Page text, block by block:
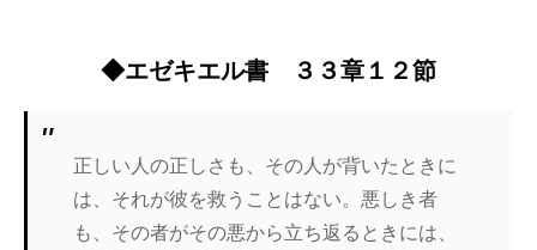
◆エゼキエル書 ３３章１２節
正しい人の正しさも、その人が背いたときに
は、それが彼を救うことはない。悪しき者
も、その者がその悪から立ち返るときには、